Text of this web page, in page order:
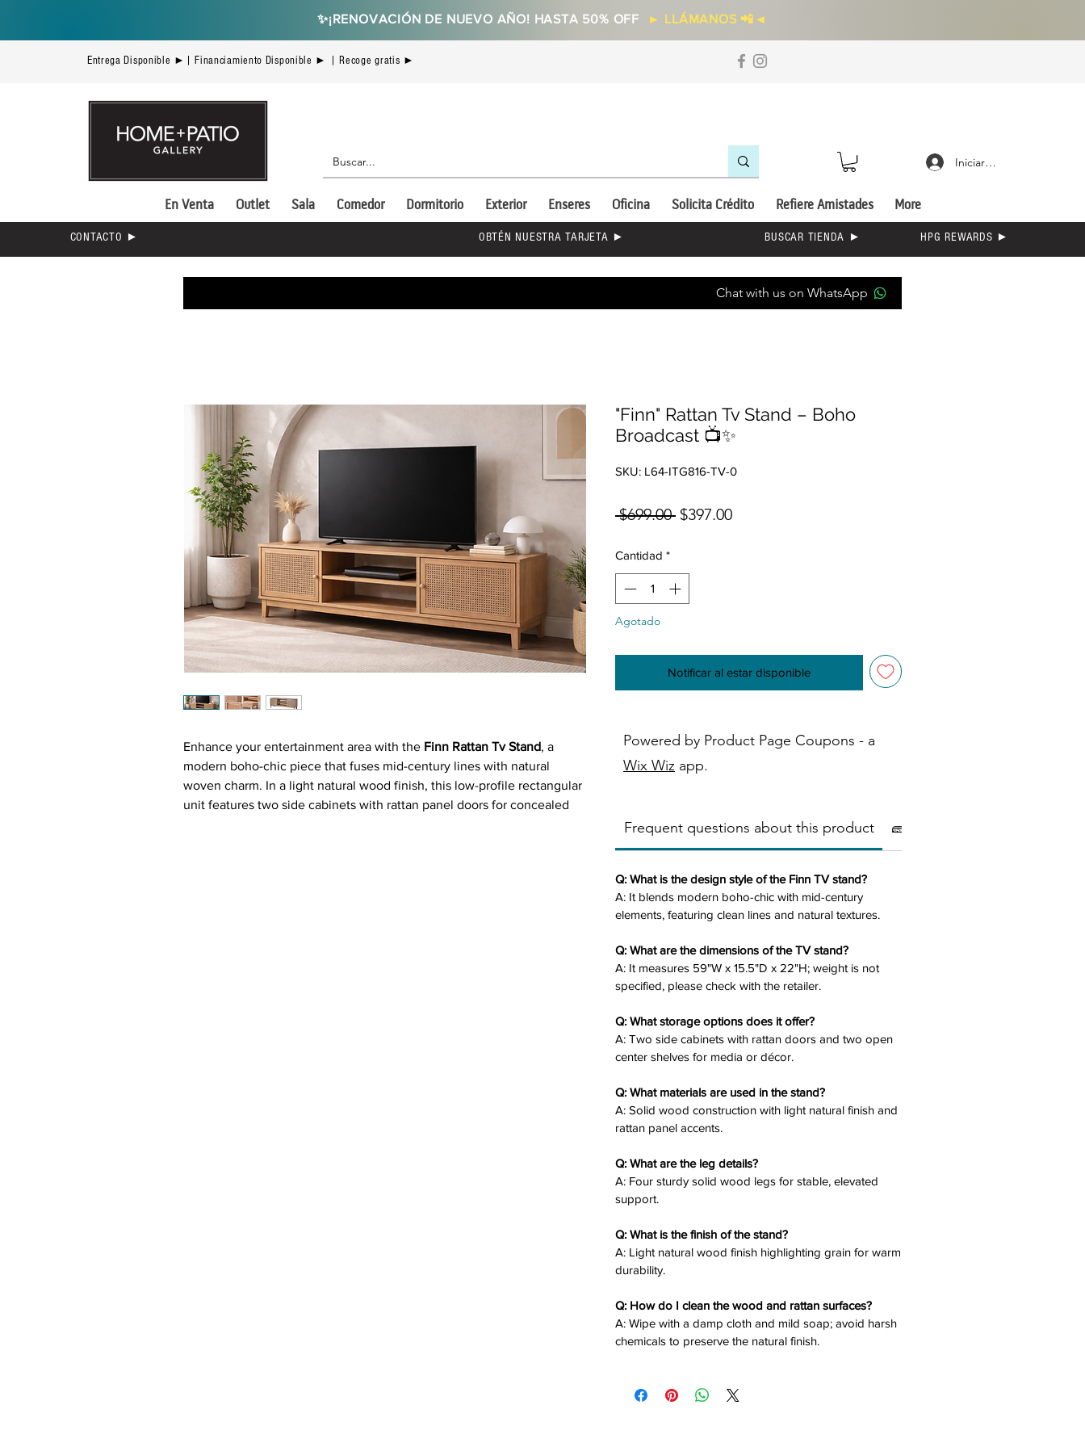
✨¡RENOVACIÓN DE NUEVO AÑO! HASTA 50% OFF ► LLÁMANOS 📲 ◄
Entrega Disponible ►| Financiamiento Disponible ► | Recoge gratis ►
Iniciar sesión
En Venta Outlet Sala Comedor Dormitorio Exterior Enseres Oficina Solicita Crédito Refiere Amistades More
CONTACTO ► OBTÉN NUESTRA TARJETA ► BUSCAR TIENDA ► HPG REWARDS ►
Chat with us on WhatsApp
Enhance your entertainment area with the Finn Rattan Tv Stand, a
modern boho-chic piece that fuses mid-century lines with natural
woven charm. In a light natural wood finish, this low-profile rectangular
unit features two side cabinets with rattan panel doors for concealed
"Finn" Rattan Tv Stand – Boho
Broadcast 📺✨
SKU: L64-ITG816-TV-0
$699.00 Precio
$397.00Precio de oferta
Cantidad *
Agotado
Notificar al estar disponible
Powered by Product Page Coupons - a
Wix Wiz app.
Frequent questions about this product 🧱Materials
Q: What is the design style of the Finn TV stand?
A: It blends modern boho-chic with mid-century
elements, featuring clean lines and natural textures.
Q: What are the dimensions of the TV stand?
A: It measures 59"W x 15.5"D x 22"H; weight is not
specified, please check with the retailer.
Q: What storage options does it offer?
A: Two side cabinets with rattan doors and two open
center shelves for media or décor.
Q: What materials are used in the stand?
A: Solid wood construction with light natural finish and
rattan panel accents.
Q: What are the leg details?
A: Four sturdy solid wood legs for stable, elevated
support.
Q: What is the finish of the stand?
A: Light natural wood finish highlighting grain for warm
durability.
Q: How do I clean the wood and rattan surfaces?
A: Wipe with a damp cloth and mild soap; avoid harsh
chemicals to preserve the natural finish.